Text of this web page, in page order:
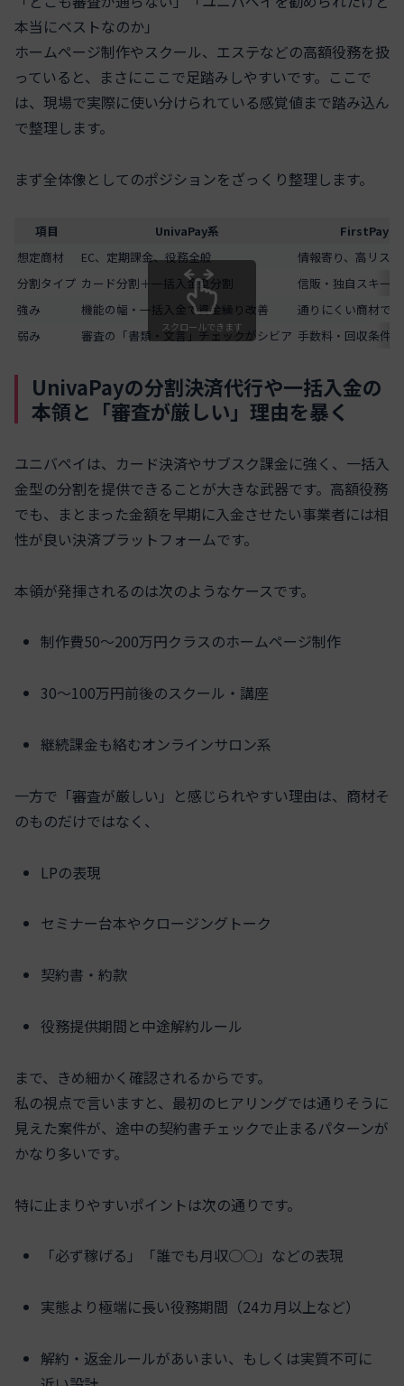
本当にベストなのか」
ホームページ制作やスクール、エステなどの高額役務を扱
っていると、まさにここで足踏みしやすいです。ここで
は、現場で実際に使い分けられている感覚値まで踏み込ん
で整理します。
まず全体像としてのポジションをざっくり整理します。
項目 UnivaPay系
想定商材
EC、定期課金、役務全般
情報寄り、高リス
分割タイプ カード分割＋一括入金型分割
信販・独自スキー
強み
機能の幅・一括入金で資金繰り改善
通りにくい商材で
弱み
審査の「書類・文言」チェックがシビア 手数料・回収条件
スクロールできます
UnivaPayの分割決済代行や一括入金の
本領と「審査が厳しい」理由を暴く
ユニバペイは、カード決済やサブスク課金に強く、一括入
金型の分割を提供できることが大きな武器です。高額役務
でも、まとまった金額を早期に入金させたい事業者には相
性が良い決済プラットフォームです。
本領が発揮されるのは次のようなケースです。
制作費50〜200万円クラスのホームページ制作
30〜100万円前後のスクール・講座
継続課金も絡むオンラインサロン系
一方で「審査が厳しい」と感じられやすい理由は、商材そ
のものだけではなく、
LPの表現
セミナー台本やクロージングトーク
契約書・約款
役務提供期間と中途解約ルール
まで、きめ細かく確認されるからです。
私の視点で言いますと、最初のヒアリングでは通りそうに
見えた案件が、途中の契約書チェックで止まるパターンが
かなり多いです。
特に止まりやすいポイントは次の通りです。
「必ず稼げる」「誰でも月収○○」などの表現
実態より極端に長い役務期間（24カ月以上など）
解約・返金ルールがあいまい、もしくは実質不可に